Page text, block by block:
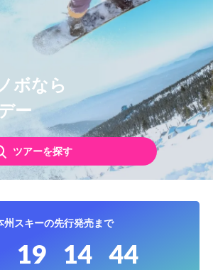
ボなら
ー
ツアーを探す
州スキーの先行発売まで
19 14 43